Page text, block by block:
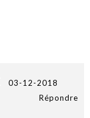
03-12-2018
Répondre